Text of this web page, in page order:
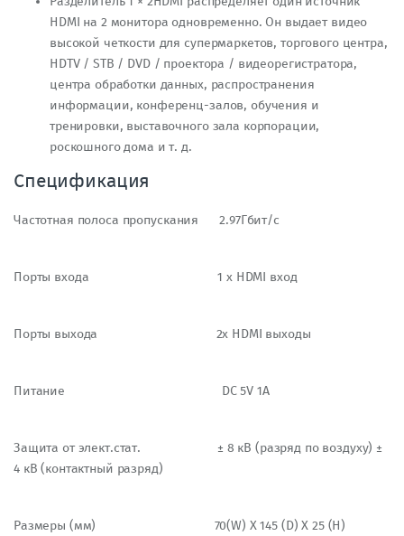
HDMI на 2 монитора одновременно. Он выдает видео
высокой четкости для супермаркетов, торгового центра,
HDTV / STB / DVD / проектора / видеорегистратора,
центра обработки данных, распространения
информации, конференц-залов, обучения и
тренировки, выставочного зала корпорации,
роскошного дома и т. д.
Спецификация
Частотная полоса пропускания 2.97Гбит/с
Порты входа 1 x HDMI вход
Порты выхода 2x HDMI выходы
Питание DC 5V 1A
Защита от элект.стат. ± 8 кВ (разряд по воздуху) ±
4 кВ (контактный разряд)
Размеры (мм) 70(W) X 145 (D) X 25 (H)